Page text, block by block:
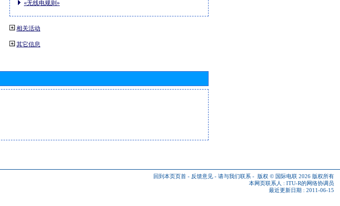
«无线电规则»
相关活动
其它信息
回到本页页首 - 反馈意见 - 请与我们联系 - 版权 © 国际电联 2026 版权所有
本网页联系人 : ITU-R的网络协调员
最近更新日期 : 2011-06-15